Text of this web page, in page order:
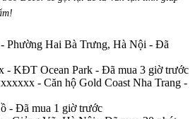
!
- Phường Hai Bà Trưng, Hà Nội - Đã
- KĐT Ocean Park - Đã mua 3 giờ trước
- Căn hộ Gold Coast Nha Trang -
- Đã mua 1 giờ trước